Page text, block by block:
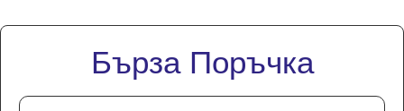
Бърза Поръчка